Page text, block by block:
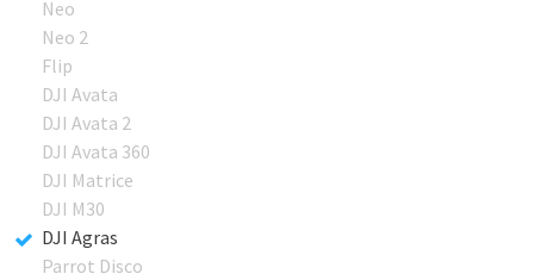
Neo
Neo 2
Flip
DJI Avata
DJI Avata 2
DJI Avata 360
DJI Matrice
DJI M30
DJI Agras
Parrot Disco